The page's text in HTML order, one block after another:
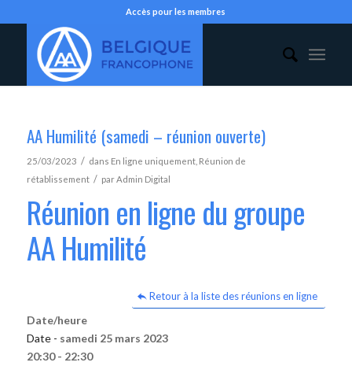
Accès pour les membres
AA Humilité (samedi – réunion ouverte)
25/03/2023 / dans En ligne uniquement, Réunion de
rétablissement / parAdmin Digital
Réunion en ligne du groupe
AA Humilité
Retour à la liste des réunions en ligne
Date/heure
Date - samedi 25 mars 2023
20:30 - 22:30